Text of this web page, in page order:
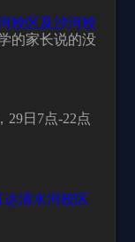
校区及沙河校
的家长说的没
29日7点-22点
清水河校区